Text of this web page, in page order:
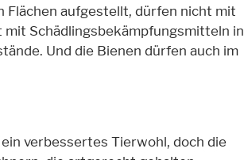
aufgestellt, dürfen nicht mit
Schädlingsbekämpfungsmitteln in
Und die Bienen dürfen auch im
verbessertes Tierwohl, doch die